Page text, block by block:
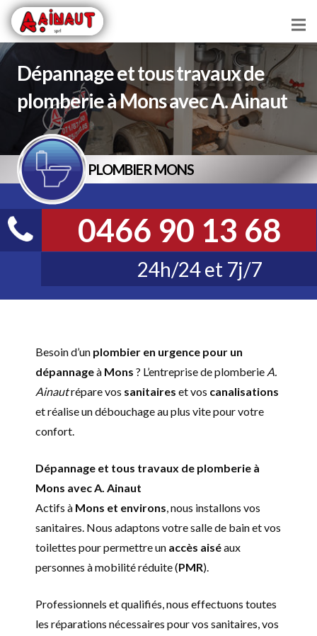
Plomberie
Vitrerie
Serrurerie
Vidange
Débouchage
Dépannage et tous travaux de
plomberie à Mons avec A. Ainaut
PLOMBIER MONS
0466 90 13 68
24h/24 et 7j/7
Besoin d’un plombier en urgence pour un
dépannageà Mons ? L’entreprise de plomberie A.
Ainautrépare vos sanitaires et vos canalisations
et réalise un débouchage au plus vite pour votre
confort.
Dépannage et tous travaux de plomberie à
Mons avec A. Ainaut
Actifs à Mons et environs, nous installons vos
sanitaires. Nous adaptons votre salle de bain et vos
toilettes pour permettre un accès aiséaux
personnes à mobilité réduite (PMR).
Professionnels et qualifiés, nous effectuons toutes
les réparations nécessaires pour vos sanitaires, vos